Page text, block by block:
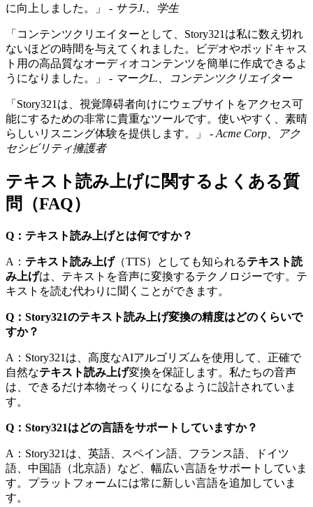
に向上しました。」 - サラJ.、学生
「コンテンツクリエイターとして、Story321は私に数え切れ
ないほどの時間を与えてくれました。ビデオやポッドキャス
ト用の高品質なオーディオコンテンツを簡単に作成できるよ
うになりました。」 - マークL.、コンテンツクリエイター
「Story321は、視覚障碍者向けにウェブサイトをアクセス可
能にするための非常に貴重なツールです。使いやすく、素晴
らしいリスニング体験を提供します。」 - Acme Corp、アク
セシビリティ擁護者
テキスト読み上げに関するよくある質
問（FAQ）
Q：テキスト読み上げとは何ですか？
A： テキスト読み上げ（TTS）としても知られるテキスト読
み上げは、テキストを音声に変換するテクノロジーです。テ
キストを読む代わりに聞くことができます。
Q：Story321のテキスト読み上げ変換の精度はどのくらいで
すか？
A：Story321は、高度なAIアルゴリズムを使用して、正確で
自然なテキスト読み上げ変換を保証します。私たちの音声
は、できるだけ本物そっくりになるように設計されていま
す。
Q：Story321はどの言語をサポートしていますか？
A：Story321は、英語、スペイン語、フランス語、ドイツ
語、中国語（北京語）など、幅広い言語をサポートしていま
す。プラットフォームには常に新しい言語を追加していま
す。